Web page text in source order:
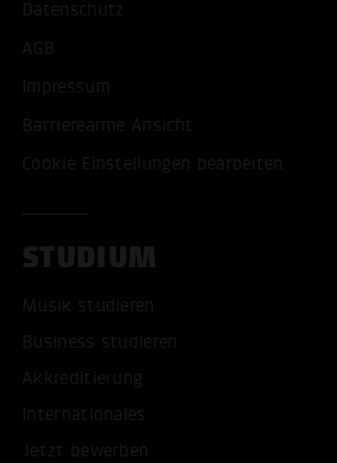
Datenschutz
AGB
Impressum
Barrierearme Ansicht
Cookie Einstellungen bearbeiten
STUDIUM
Musik studieren
Business studieren
Akkreditierung
Internationales
Jetzt bewerben